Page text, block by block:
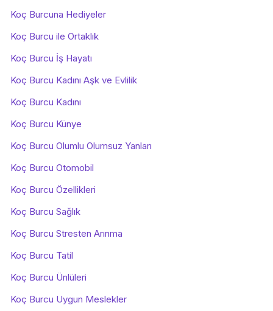
Koç Burcuna Hediyeler
Koç Burcu ile Ortaklık
Koç Burcu İş Hayatı
Koç Burcu Kadını Aşk ve Evlilik
Koç Burcu Kadını
Koç Burcu Künye
Koç Burcu Olumlu Olumsuz Yanları
Koç Burcu Otomobil
Koç Burcu Özellikleri
Koç Burcu Sağlık
Koç Burcu Stresten Arınma
Koç Burcu Tatil
Koç Burcu Ünlüleri
Koç Burcu Uygun Meslekler